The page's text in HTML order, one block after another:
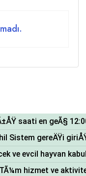
saati en geÃ§
Sistem gereÄŸi
ve evcil hayvan
hizmet ve